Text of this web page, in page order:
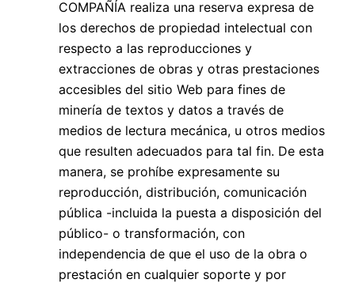
COMPAÑÍA realiza una reserva expresa de
los derechos de propiedad intelectual con
respecto a las reproducciones y
extracciones de obras y otras prestaciones
accesibles del sitio Web para fines de
minería de textos y datos a través de
medios de lectura mecánica, u otros medios
que resulten adecuados para tal fin. De esta
manera, se prohíbe expresamente su
reproducción, distribución, comunicación
pública -incluida la puesta a disposición del
público- o transformación, con
independencia de que el uso de la obra o
prestación en cualquier soporte y por